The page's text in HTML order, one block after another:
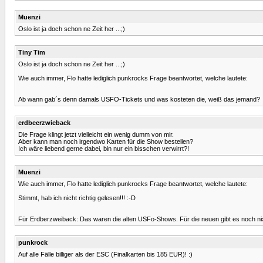
Muenzi
Oslo ist ja doch schon ne Zeit her ...;)
Tiny Tim
Oslo ist ja doch schon ne Zeit her ...;)
Wie auch immer, Flo hatte lediglich punkrocks Frage beantwortet, welche lautete:
Ab wann gab´s denn damals USFO-Tickets und was kosteten die, weiß das jemand?
erdbeerzwieback
Die Frage klingt jetzt vielleicht ein wenig dumm von mir.
Aber kann man noch irgendwo Karten für die Show bestellen?
Ich wäre liebend gerne dabei, bin nur ein bisschen verwirrt?!
Muenzi
Wie auch immer, Flo hatte lediglich punkrocks Frage beantwortet, welche lautete:
Stimmt, hab ich nicht richtig gelesen!!! :-D
Für Erdberzweiback: Das waren die alten USFo-Shows. Für die neuen gibt es noch
punkrock
Auf alle Fälle billiger als der ESC (Finalkarten bis 185 EUR)! :)